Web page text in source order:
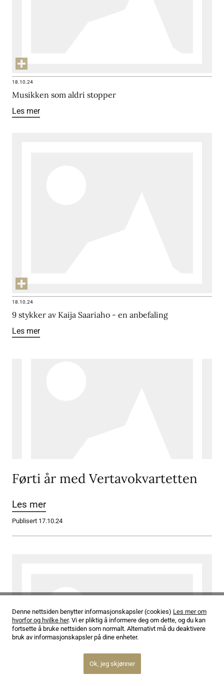
18.10.24
Musikken som aldri stopper
Les mer
18.10.24
9 stykker av Kaija Saariaho - en anbefaling
Les mer
Førti år med Vertavokvartetten
Les mer
Publisert 17.10.24
Denne nettsiden benytter informasjonskapsler (cookies) Les mer om
hvorfor og hvilke her. Vi er pliktig å informere deg om dette, og du kan
fortsette å bruke nettsiden som normalt. Alternativt må du deaktivere
bruk av informasjonskapsler på dine enheter.
Ok, jeg skjønner